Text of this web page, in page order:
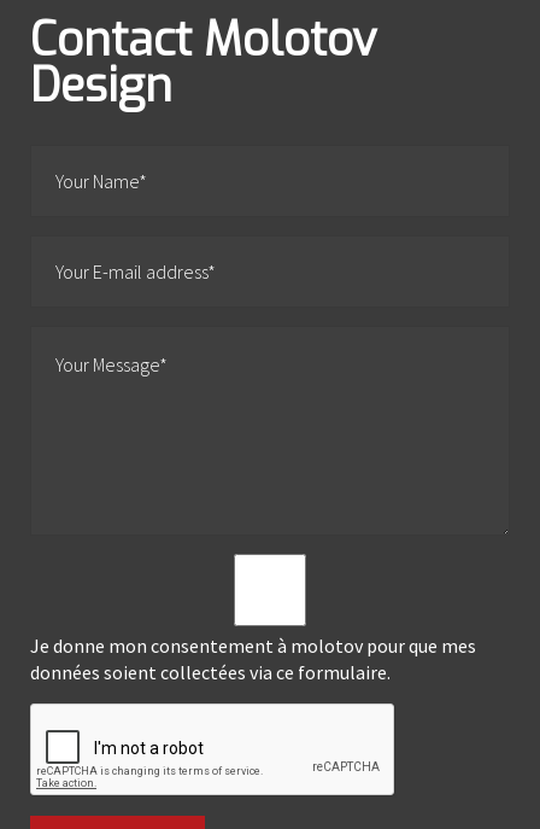
Contact Molotov
Design
Je donne mon consentement à molotov pour que mes
données soient collectées via ce formulaire.